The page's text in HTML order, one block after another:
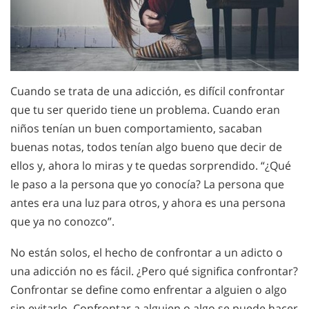
Cuando se trata de una adicción, es difícil confrontar
que tu ser querido tiene un problema. Cuando eran
niños tenían un buen comportamiento, sacaban
buenas notas, todos tenían algo bueno que decir de
ellos y, ahora lo miras y te quedas sorprendido. “¿Qué
le paso a la persona que yo conocía? La persona que
antes era una luz para otros, y ahora es una persona
que ya no conozco”.
No están solos, el hecho de confrontar a un adicto o
una adicción no es fácil. ¿Pero qué significa confrontar?
Confrontar se define como enfrentar a alguien o algo